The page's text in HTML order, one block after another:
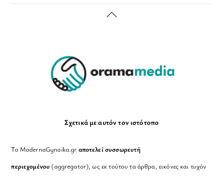
Back
Σχετικά με αυτόν τον ιστότοπο
Το ModernaGynaika.gr αποτελεί συσσωρευτή
περιεχομένου (aggregator), ως εκ τούτου τα άρθρα, εικόνες και τυχόν